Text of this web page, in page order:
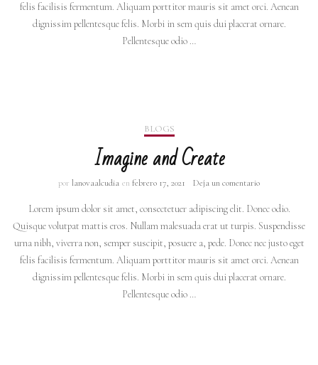
felis facilisis fermentum. Aliquam porttitor mauris sit amet orci. Aenean
dignissim pellentesque felis. Morbi in sem quis dui placerat ornare.
Pellentesque odio …
BLOGS
Imagine and Create
por lanovaalcudia en febrero 17, 2021 Deja un comentario
Lorem ipsum dolor sit amet, consectetuer adipiscing elit. Donec odio.
Quisque volutpat mattis eros. Nullam malesuada erat ut turpis. Suspendisse
urna nibh, viverra non, semper suscipit, posuere a, pede. Donec nec justo eget
felis facilisis fermentum. Aliquam porttitor mauris sit amet orci. Aenean
dignissim pellentesque felis. Morbi in sem quis dui placerat ornare.
Pellentesque odio …